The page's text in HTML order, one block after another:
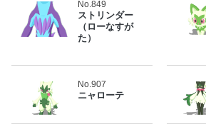
No.849
ストリンダー
（ローなすが
た）
No.907
ニャローテ